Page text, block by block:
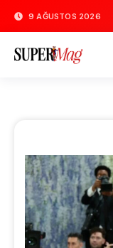
9 AĞUSTOS 2026